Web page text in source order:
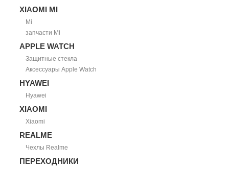
XIAOMI MI
Mi
запчасти Mi
APPLE WATCH
Защитные стекла
Аксессуары Apple Watch
HYAWEI
Hyawei
XIAOMI
Xiaomi
REALME
Чехлы Realme
ПЕРЕХОДНИКИ